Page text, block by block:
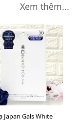
Xem thêm...
Japan Gals White